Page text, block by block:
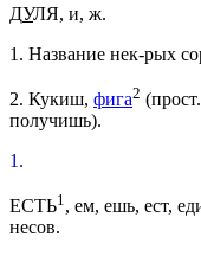
ДУЛЯ, и, ж.
1. Название нек-рых
2. Кукиш, фига2 (прост.
получишь).
1.
ЕСТЬ1 , ем, ешь, ест,
несов.